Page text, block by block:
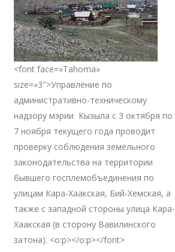
<font face=»Tahoma»
size=»3″>Управление по
административно-техническому
надзору мэрии Кызыла с 3 октября по
7 ноября текущего года проводит
проверку соблюдения земельного
законодательства на территории
бывшего госплемобъединения по
улицам Кара-Хаакская, Бий-Хемская, а
также с западной стороны улица Кара-
Хаакская (в сторону Вавилинского
затона). <o:p></o:p></font>